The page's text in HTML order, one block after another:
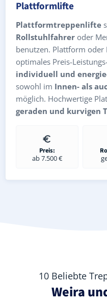
Plattformlifte
Plattformtreppenlifte
Rollstuhlfahrer oder
benutzen. Plattform
optimales Preis-
individuell und
sowohl im Innen- als
möglich. Hochwertige
geraden und kurvigen
Preis:
ab 7.500 €
10 Beliebte
Weira